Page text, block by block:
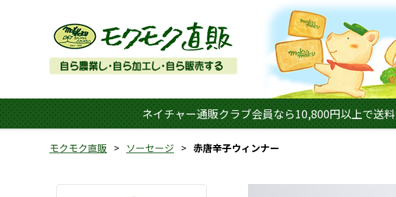
ネイチャー通販クラブ会員なら10,800円以上で送
モクモク直販 ソーセージ 赤唐辛子ウィンナー